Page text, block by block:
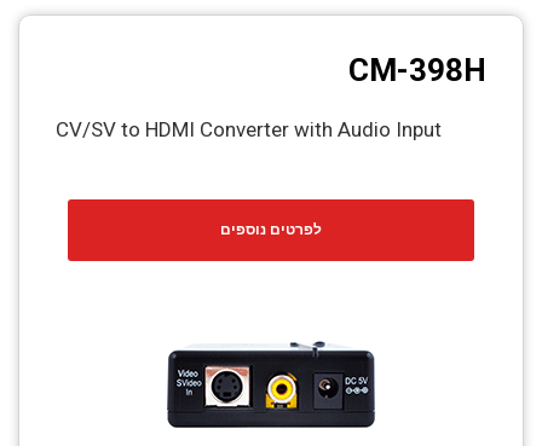
CM-398H
CV/SV to HDMI Converter with Audio Input
לפרטים נוספים